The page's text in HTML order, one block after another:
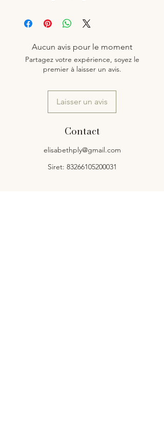
Aucun avis pour le moment
Partagez votre expérience, soyez le
premier à laisser un avis.
Laisser un avis
Contact
elisabethply@gmail.com
Siret: 83266105200031